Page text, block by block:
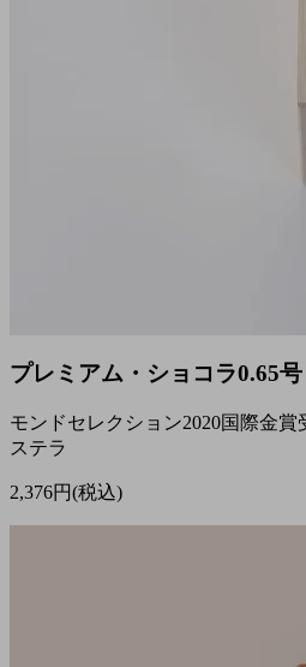
プレミアム・ショコラ0.65号
モンドセレクション2020国際金
ステラ
2,376円(税込)